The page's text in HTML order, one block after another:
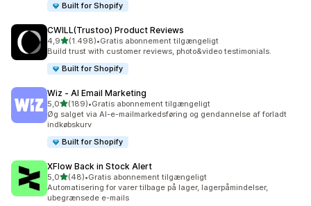
Built for Shopify
CWILL(Trustoo) Product Reviews
4,9ud af 5 stjerner
(1.498)
1498 anmeldelser i alt
•Gratis abonnement tilgængeligt
Build trust with customer reviews, photo&video testimonials.
Built for Shopify
Wiz ‑ AI Email Marketing
5,0ud af 5 stjerner
(189)
189 anmeldelser i alt
•Gratis abonnement tilgængeligt
Øg salget via AI-e-mailmarkedsføring og gendannelse af forladt
indkøbskurv
Built for Shopify
XFlow Back in Stock Alert
5,0ud af 5 stjerner
(48)
48 anmeldelser i alt
•Gratis abonnement tilgængeligt
Automatisering for varer tilbage på lager, lagerpåmindelser,
ubegrænsede e-mails